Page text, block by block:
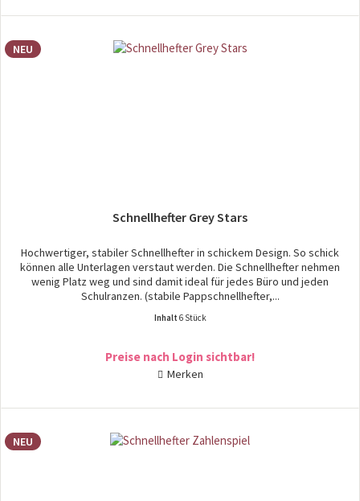
NEU
Schnellhefter Grey Stars
Hochwertiger, stabiler Schnellhefter in schickem Design. So schick
können alle Unterlagen verstaut werden. Die Schnellhefter nehmen
wenig Platz weg und sind damit ideal für jedes Büro und jeden
Schulranzen. (stabile Pappschnellhefter,...
Inhalt 6 Stück
Preise nach Login sichtbar!
Merken
NEU